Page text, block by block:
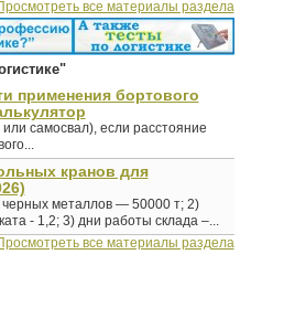
все материалы раздела
применения бортового
самосвал), если расстояние
кранов для
черных металлов — 50000 т; 2)
- 1,2; 3) дни работы склада –...
все материалы раздела